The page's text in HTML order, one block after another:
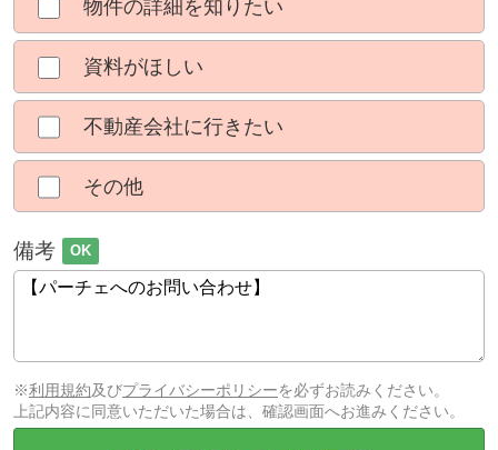
物件の詳細を知りたい
資料がほしい
不動産会社に行きたい
その他
備考 OK
※利用規約及びプライバシーポリシーを必ずお読みください。
上記内容に同意いただいた場合は、確認画面へお進みください。